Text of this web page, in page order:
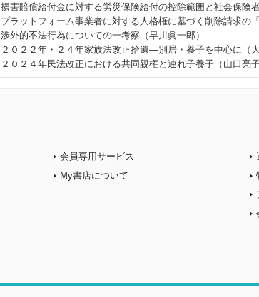
損害賠償給付金に対する労災保険給付の控除範囲と社会保険
プラットフォーム事業者に対する人格権に基づく削除請求の
渉外的不法行為についての一考察（早川眞一郎）
２０２２年・２４年家族法改正拾遺―別居・養子を中心に（大
２０２４年民法改正における共同親権と連れ子養子（山口亮子
会員専用サービス
My書店について